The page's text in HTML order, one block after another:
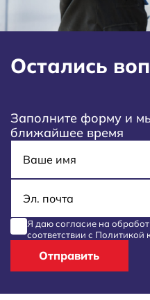
Остались
Заполните форму и
ближайшее время
Я даю согласие на
соответствии с Политикой
Отправить